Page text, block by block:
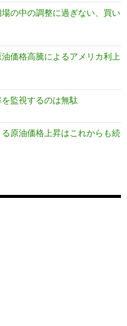
の中の調整に過ぎない、買い
価格高騰によるアメリカ利上
監視するのは無駄
原油価格上昇はこれからも続